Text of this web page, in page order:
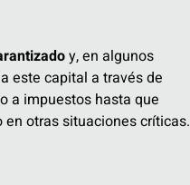
y, en algunos
este capital a través de
a impuestos hasta que
otras situaciones críticas.